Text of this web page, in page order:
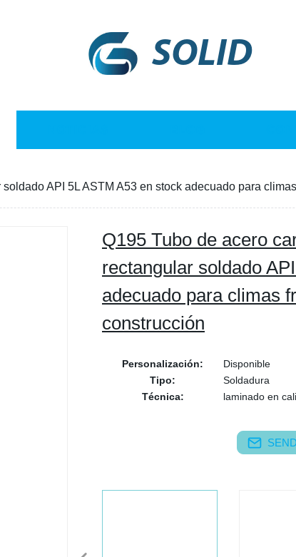
SOLID
API 5L ASTM A53 en stock adecuado para
Q195 Tubo de acero
rectangular soldado
adecuado para climas
construcción
Personalización:
Disponible
Tipo:
Soldadura
Técnica:
laminado en